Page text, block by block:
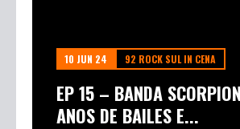
10 JUN 24 92 ROCK SUL IN CENA
EP 15 – BANDA
ANOS DE BAILES E...